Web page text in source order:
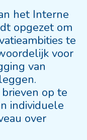
het Interne
opgezet om
te
voor
van
op te
individuele
over